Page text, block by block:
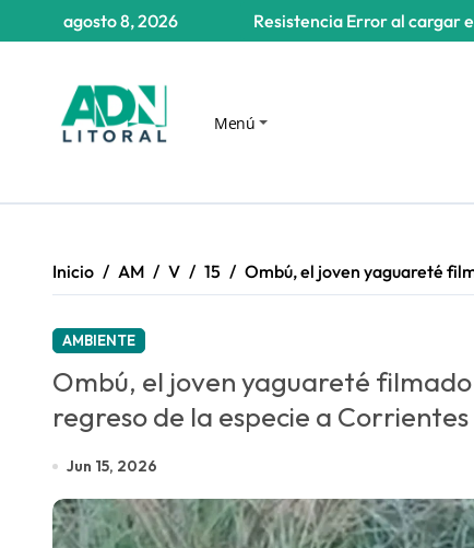
Resistencia Error al cargar
agosto 8, 2026
Menú
Inicio AM V 15 Ombú, el joven yaguareté
AMBIENTE
Ombú, el joven yaguareté
regreso de la especie a Corrientes
Jun 15, 2026